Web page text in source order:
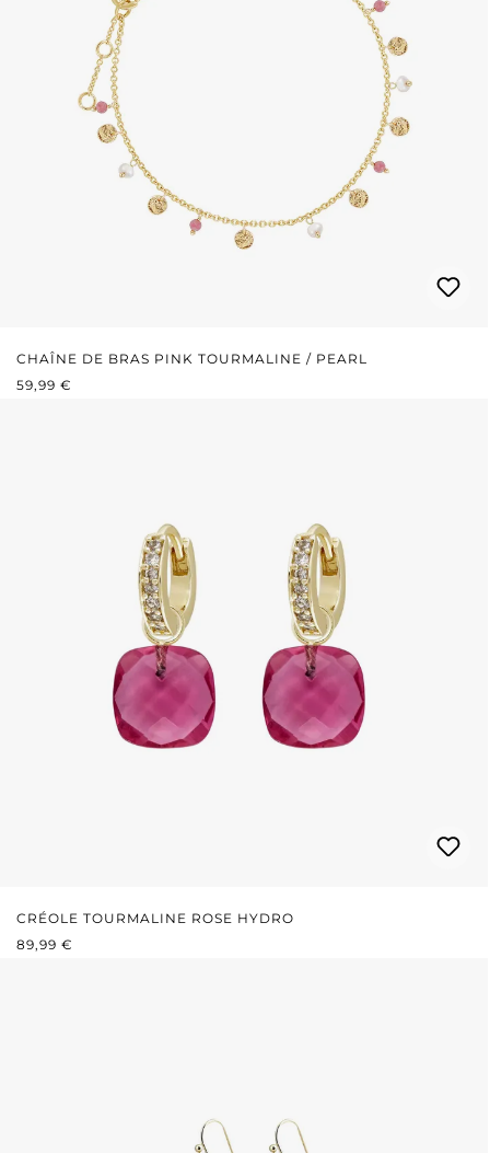
CHAÎNE DE BRAS PINK TOURMALINE / PEARL
PRIX RÉGULIER :
59,99 €
CRÉOLE TOURMALINE ROSE HYDRO
PRIX RÉGULIER :
89,99 €